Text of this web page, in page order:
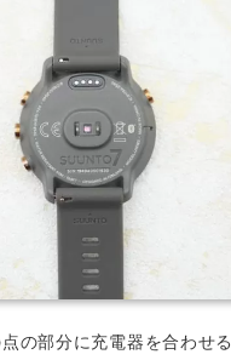
の部分に充電器を合わせ